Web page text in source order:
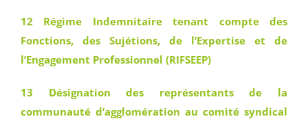
12 Régime Indemnitaire tenant compte des
Fonctions, des Sujétions, de l’Expertise et de
l’Engagement Professionnel (RIFSEEP)
13 Désignation des représentants de la
communauté d’agglomération au comité syndical